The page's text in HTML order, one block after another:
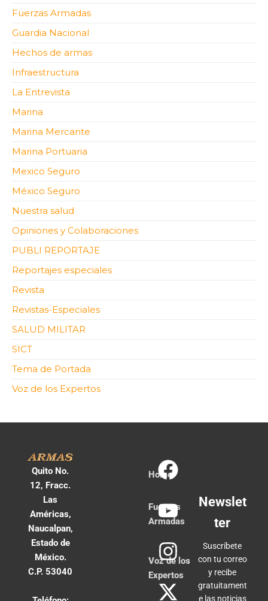
Fuerzas Armadas
Guardia Nacional
Hechos de armas
Infraestructura
La Entrevista
Marina
Marina Mercante
Marina Portuaria
Mexico Seguro
México Seguro
Nuestra salud
Opiniones y Colaboraciones
PUBLI REPORTAJE
Reportajes especiales
Revista
Revistas-Especiales
SALUD MILITAR
SICT
Tema de Portada
Voz de los Expertos
Quito No.
12, Fracc.
Las
Américas,
Naucalpan,
Estado de
México.
C.P. 53040
Home
Fuerzas
Armadas
Voz de los
Expertos
Newslet
ter
Suscríbete
con tu correo
y recibe
gratuitament
e las noticias